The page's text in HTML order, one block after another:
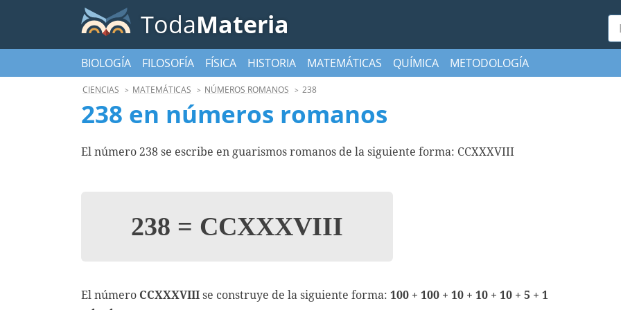
TodaMateria
BIOLOGÍA FILOSOFÍA FÍSICA HISTORIA MATEMÁTICAS QUÍMICA METODOLOGÍA
CIENCIAS MATEMÁTICAS NÚMEROS ROMANOS 238
238 en números romanos
El número 238 se escribe en guarismos romanos de la siguiente forma: CCXXXVIII
238 = CCXXXVIII
El número CCXXXVIII se construye de la siguiente forma: 100 + 100 + 10 + 10 + 10 + 5 + 1